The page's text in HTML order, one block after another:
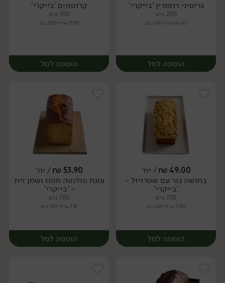
יח׳ יח׳
גריסיני רוזמרין 'בייקרי'
200 גרם
14.45 ₪ ל-100 גרם
הוספה לסל
יח׳
קרוטונים 'בייקרי'
100 גרם
19.90 ₪ ל-100 גרם
הוספה לסל
יח׳
49.00
₪/ יח׳
בחושה גזר עם שטרויזל -
'בייקרי'
700 גרם
7.00 ₪ ל-100 גרם
הוספה לסל
53.90
₪/ יח׳
עוגת פולנטה תפוז ושמן זית
- 'בייקרי'
700 גרם
7.70 ₪ ל-100 גרם
הוספה לסל